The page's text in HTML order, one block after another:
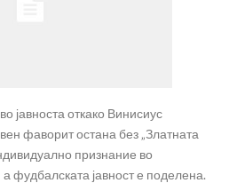
јавноста откако Винисиус
фаворит остана без „Златната
признание во
фудбалската јавност е поделена.